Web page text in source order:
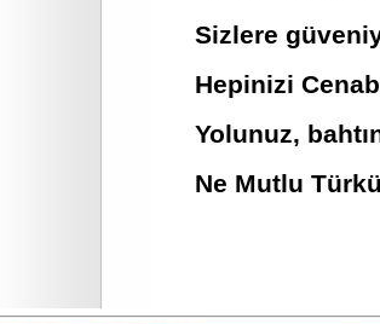
Sizlere
Hepinizi
Yolunuz,
Ne Mutlu